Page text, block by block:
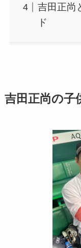
吉田正尚
ド
吉田正尚の子